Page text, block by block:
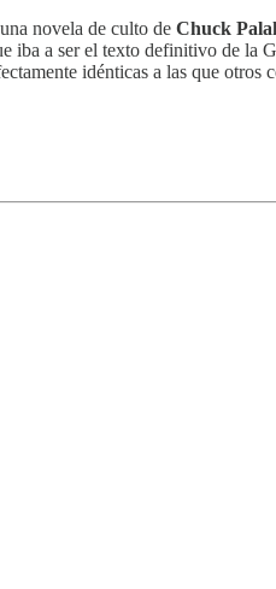
novela de culto de Chuck
iba a ser el texto definitivo de la
idénticas a las que otros